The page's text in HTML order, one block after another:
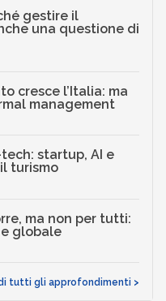
gestire il
una questione di
cresce l’Italia: ma
management
startup, AI e
turismo
ma non per tutti:
globale
tutti gli approfondimenti >